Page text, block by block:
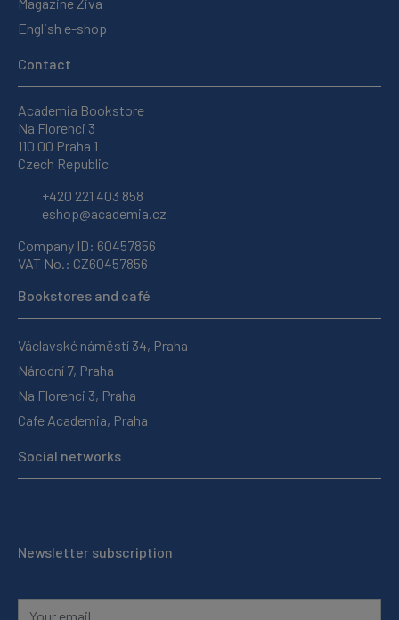
English e-shop
Contact
Academia Bookstore
Na Florenci 3
110 00 Praha 1
Czech Republic
+420 221 403 858
eshop@academia.cz
Company ID: 60457856
VAT No.: CZ60457856
Bookstores and café
Václavské náměstí 34, Praha
Národní 7, Praha
Na Florenci 3, Praha
Cafe Academia, Praha
Social networks
Newsletter subscription